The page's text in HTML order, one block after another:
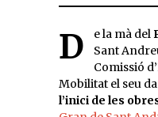
De la mà del
Sant
Comissió
Mobilitat el seu
l’inici de les